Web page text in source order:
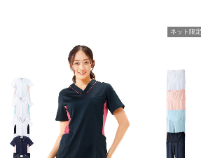
ネット限定